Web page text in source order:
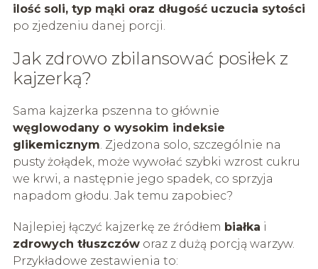
ilość soli, typ mąki oraz długość uczucia sytości
po zjedzeniu danej porcji.
Jak zdrowo zbilansować posiłek z
kajzerką?
Sama kajzerka pszenna to głównie
węglowodany o wysokim indeksie
glikemicznym. Zjedzona solo, szczególnie na
pusty żołądek, może wywołać szybki wzrost cukru
we krwi, a następnie jego spadek, co sprzyja
napadom głodu. Jak temu zapobiec?
Najlepiej łączyć kajzerkę ze źródłem białka i
zdrowych tłuszczóworaz z dużą porcją warzyw.
Przykładowe zestawienia to: